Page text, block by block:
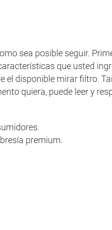
sea posible seguir.
que usted
el disponible mirar filtro.
quiera, puede leer y
premium.